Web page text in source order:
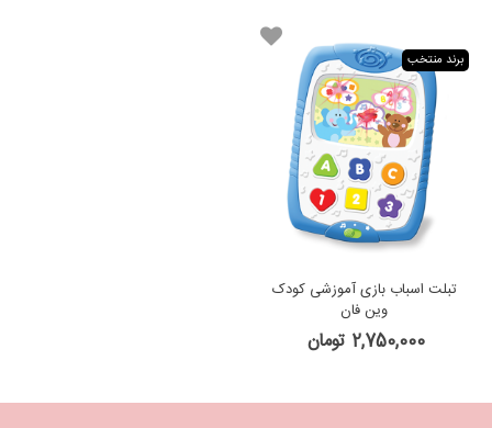
برند منتخب
تبلت اسباب بازی آموزشی کودک
وین فان
2,750,000 تومان